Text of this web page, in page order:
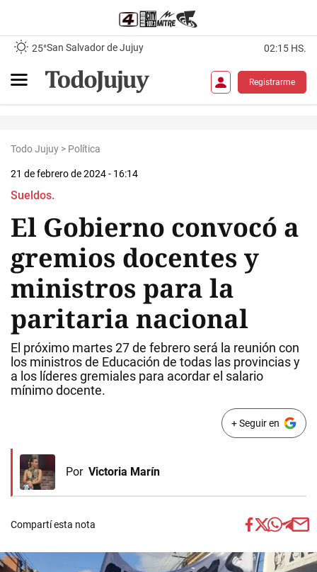
25°San Salvador de Jujuy 02:15 HS.
Registrarme
Todo Jujuy > Política
21 de febrero de 2024 - 16:14
Sueldos.
El Gobierno convocó a
gremios docentes y
ministros para la
paritaria nacional
El próximo martes 27 de febrero será la reunión con
los ministros de Educación de todas las provincias y
a los líderes gremiales para acordar el salario
mínimo docente.
+ Seguir en
Por Victoria Marín
Compartí esta nota